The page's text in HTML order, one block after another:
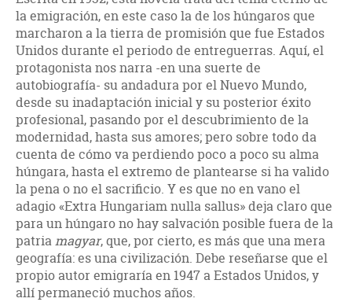
la emigración, en este caso la de los húngaros que
marcharon a la tierra de promisión que fue Estados
Unidos durante el periodo de entreguerras. Aquí, el
protagonista nos narra -en una suerte de
autobiografía- su andadura por el Nuevo Mundo,
desde su inadaptación inicial y su posterior éxito
profesional, pasando por el descubrimiento de la
modernidad, hasta sus amores; pero sobre todo da
cuenta de cómo va perdiendo poco a poco su alma
húngara, hasta el extremo de plantearse si ha valido
la pena o no el sacrificio. Y es que no en vano el
adagio «Extra Hungariam nulla sallus» deja claro que
para un húngaro no hay salvación posible fuera de la
patriamagyar, que, por cierto, es más que una mera
geografía: es una civilización. Debe reseñarse que el
propio autor emigraría en 1947 a Estados Unidos, y
allí permaneció muchos años.